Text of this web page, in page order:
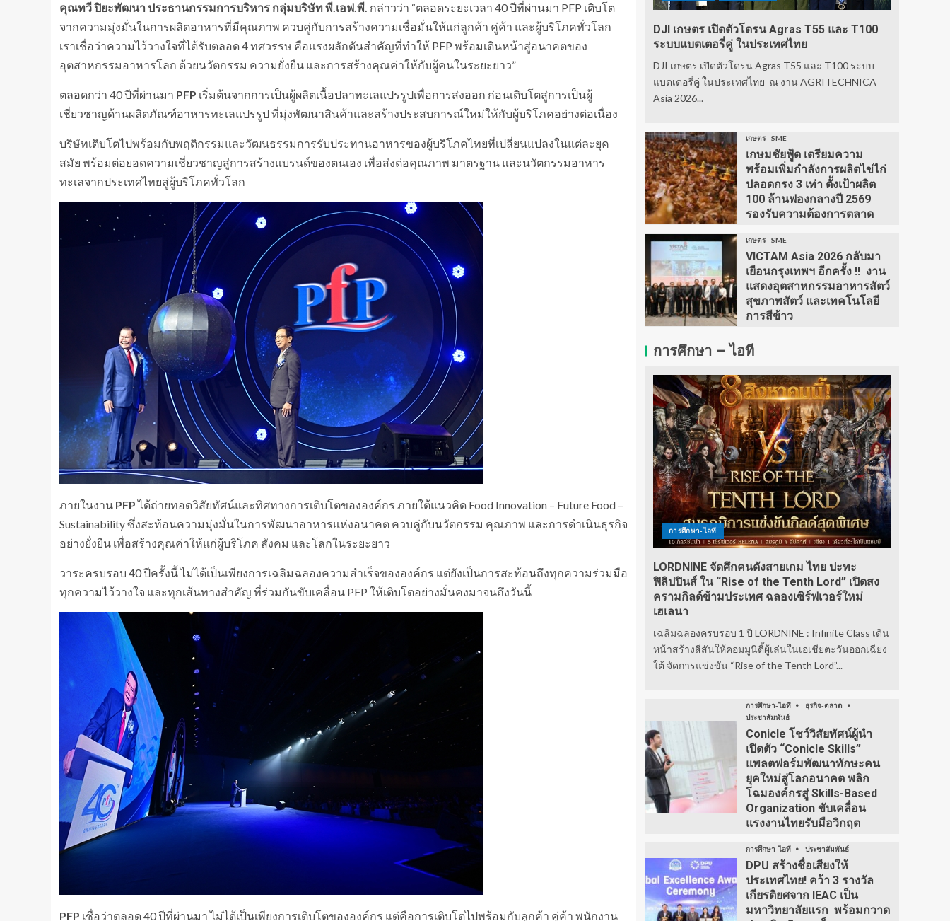
คุณทวี ปิยะพัฒนา ประธานกรรมการบริหาร กลุ่มบริษัท พี.เอฟ.พี. กล่าวว่า “ตลอดระยะเวลา 40 ปีที่ผ่านมา PFP เติบโต
จากความมุ่งมั่นในการผลิตอาหารที่มีคุณภาพ ควบคู่กับการสร้างความเชื่อมั่นให้แก่ลูกค้า คู่ค้า และผู้บริโภคทั่วโลก
เราเชื่อว่าความไว้วางใจที่ได้รับตลอด 4 ทศวรรษ คือแรงผลักดันสำคัญที่ทำให้ PFP พร้อมเดินหน้าสู่อนาคตของ
อุตสาหกรรมอาหารโลก ด้วยนวัตกรรม ความยั่งยืน และการสร้างคุณค่าให้กับผู้คนในระยะยาว”
ตลอดกว่า 40 ปีที่ผ่านมา PFP เริ่มต้นจากการเป็นผู้ผลิตเนื้อปลาทะเลแปรรูปเพื่อการส่งออก ก่อนเติบโตสู่การเป็นผู้
เชี่ยวชาญด้านผลิตภัณฑ์อาหารทะเลแปรรูป ที่มุ่งพัฒนาสินค้าและสร้างประสบการณ์ใหม่ให้กับผู้บริโภคอย่างต่อเนื่อง
บริษัทเติบโตไปพร้อมกับพฤติกรรมและวัฒนธรรมการรับประทานอาหารของผู้บริโภคไทยที่เปลี่ยนแปลงในแต่ละยุค
สมัย พร้อมต่อยอดความเชี่ยวชาญสู่การสร้างแบรนด์ของตนเอง เพื่อส่งต่อคุณภาพ มาตรฐาน และนวัตกรรมอาหาร
ทะเลจากประเทศไทยสู่ผู้บริโภคทั่วโลก
ภายในงาน PFPได้ถ่ายทอดวิสัยทัศน์และทิศทางการเติบโตขององค์กร ภายใต้แนวคิด Food Innovation – Future Food –
Sustainability ซึ่งสะท้อนความมุ่งมั่นในการพัฒนาอาหารแห่งอนาคต ควบคู่กับนวัตกรรม คุณภาพ และการดำเนินธุรกิจ
อย่างยั่งยืน เพื่อสร้างคุณค่าให้แก่ผู้บริโภค สังคม และโลกในระยะยาว
วาระครบรอบ 40 ปีครั้งนี้ ไม่ได้เป็นเพียงการเฉลิมฉลองความสำเร็จขององค์กร แต่ยังเป็นการสะท้อนถึงทุกความร่วมมือ
ทุกความไว้วางใจ และทุกเส้นทางสำคัญ ที่ร่วมกันขับเคลื่อน PFP ให้เติบโตอย่างมั่นคงมาจนถึงวันนี้
PFP เชื่อว่าตลอด 40 ปีที่ผ่านมา ไม่ได้เป็นเพียงการเติบโตขององค์กร แต่คือการเติบโตไปพร้อมกับลูกค้า คู่ค้า พนักงาน
DJI เกษตร เปิดตัวโดรน Agras T55 และ T100
ระบบแบตเตอรี่คู่ ในประเทศไทย
DJI เกษตร เปิดตัวโดรน Agras T55 และ T100 ระบบ
แบตเตอรี่คู่ ในประเทศไทย ณ งาน AGRITECHNICA
Asia 2026...
เกษตร - SME
เกษมชัยฟู้ด เตรียมความ
พร้อมเพิ่มกำลังการผลิตไข่ไก่
ปลอดกรง 3 เท่า ตั้งเป้าผลิต
100 ล้านฟองกลางปี 2569
รองรับความต้องการตลาด
เกษตร - SME
VICTAM Asia 2026 กลับมา
เยือนกรุงเทพฯ อีกครั้ง !! งาน
แสดงอุตสาหกรรมอาหารสัตว์
สุขภาพสัตว์ และเทคโนโลยี
การสีข้าว
การศึกษา – ไอที
การศึกษา-ไอที
LORDNINE จัดศึกคนดังสายเกม ไทย ปะทะ
ฟิลิปปินส์ ใน “Rise of the Tenth Lord” เปิดสง
ครามกิลด์ข้ามประเทศ ฉลองเซิร์ฟเวอร์ใหม่
เฮเลนา
เฉลิมฉลองครบรอบ 1 ปี LORDNINE : Infinite Class เดิน
หน้าสร้างสีสันให้คอมมูนิตี้ผู้เล่นในเอเชียตะวันออกเฉียง
ใต้ จัดการแข่งขัน “Rise of the Tenth Lord”...
การศึกษา-ไอที
ธุรกิจ-ตลาด
ประชาสัมพันธ์
Conicle โชว์วิสัยทัศน์ผู้นำ
เปิดตัว “Conicle Skills”
แพลตฟอร์มพัฒนาทักษะคน
ยุคใหม่สู่โลกอนาคต พลิก
โฉมองค์กรสู่ Skills-Based
Organization ขับเคลื่อน
แรงงานไทยรับมือวิกฤต
การศึกษา-ไอที ประชาสัมพันธ์
DPU สร้างชื่อเสียงให้
ประเทศไทย! คว้า 3 รางวัล
เกียรติยศจาก IEAC เป็น
มหาวิทยาลัยแรก พร้อมกวาด